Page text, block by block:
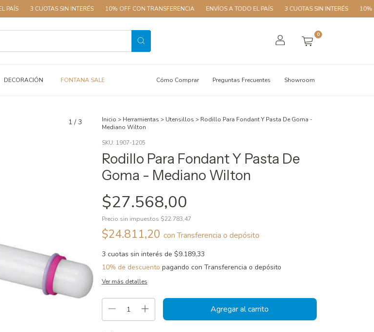
3 CUOTAS SIN INTERÉS 10% OFF CON TRANSFERENCIA ENVÍOS A TODO EL PAÍS 3 CUOTAS SIN INTERÉS 10% OFF CON
0
DECORACIÓN FONTANA SALE Cómo Comprar Preguntas Frecuentes Showroom
1 / 3 Inicio > Herramientas > Utensillos > Rodillo Para Fondant Y Pasta De Goma -
Mediano Wilton
SKU: 1907-1205
Rodillo Para Fondant Y Pasta De
Goma - Mediano Wilton
$27.568,00
Precio sin impuestos $22.783,47
$24.811,20 con Transferencia o depósito
3 cuotas sin interés de $9.189,33
10% de descuento pagando con Transferencia o depósito
Ver más detalles